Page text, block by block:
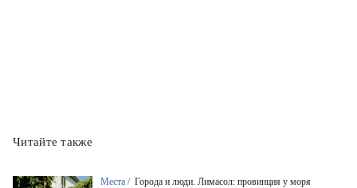
Читайте также
Места / Города и люди. Лимасол: провинция у моря